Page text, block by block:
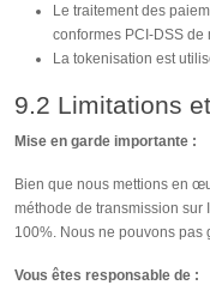
Le traitement des
conformes PCI-DSS de
La tokenisation est
9.2 Limitations
Mise en garde importante :
Bien que nous mettions en
méthode de transmission sur
100%. Nous ne pouvons
Vous êtes responsable de :